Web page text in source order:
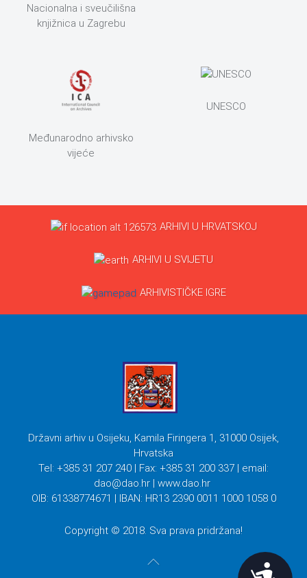
Pristupačnost
Nacionalna i sveučilišna
knjižnica u Zagrebu
Međunarodno arhivsko
vijeće
UNESCO
ARHIVI U HRVATSKOJ
ARHIVI U SVIJETU
ARHIVISTIČKE IGRE
Državni arhiv u Osijeku, Kamila Firingera 1, 31000 Osijek,
Hrvatska
Tel: +385 31 207 240 | Fax: +385 31 200 337 | email:
dao@dao.hr | www.dao.hr
OIB: 61338774671 | IBAN: HR13 2390 0011 1000 1058 0
Copyright © 2018. Sva prava pridržana!